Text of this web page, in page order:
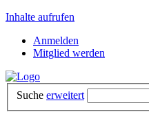
Inhalte aufrufen
Anmelden
Mitglied werden
Suche erweitert